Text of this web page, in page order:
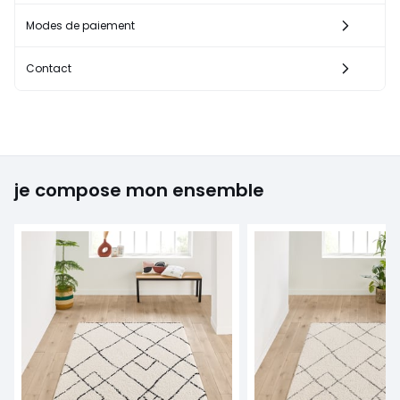
Modes de paiement
Contact
je compose mon ensemble